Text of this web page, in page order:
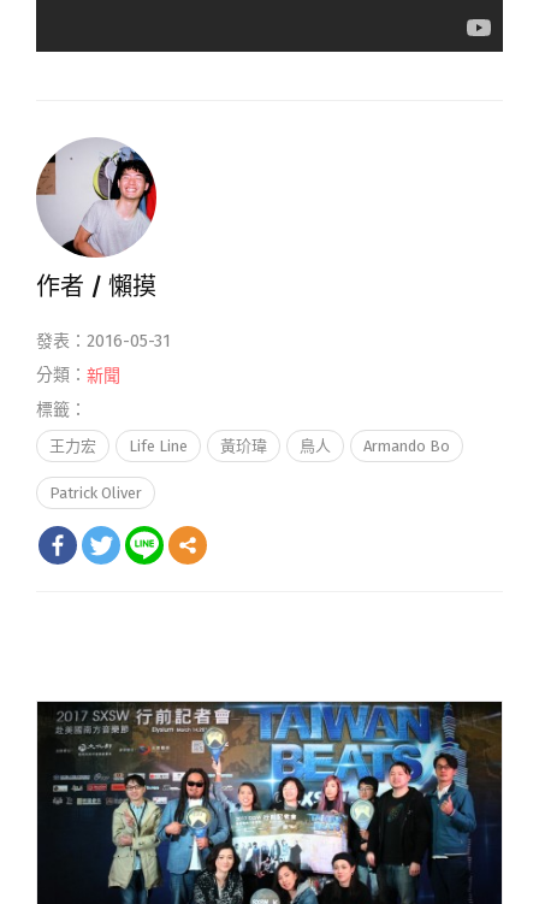
作者 / 懶摸
發表：2016-05-31
分類： 新聞
標籤：
王力宏 Life Line 黃玠瑋 鳥人 Armando Bo
Patrick Oliver